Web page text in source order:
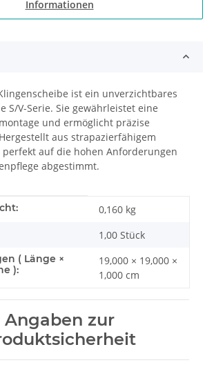
Informationen
ist ein unverzichtbares
S/V-Serie. Sie gewährleistet eine
und ermöglicht präzise
aus strapazierfähigem
perfekt auf die hohen Anforderungen
abgestimmt.
0,160 kg
1,00 Stück
( Länge ×
):
19,000 × 19,000 ×
1,000 cm
Angaben zur